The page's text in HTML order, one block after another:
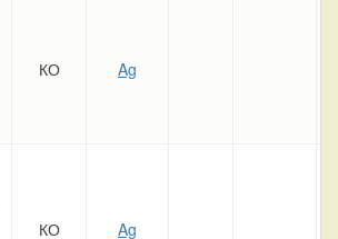
КО Ag
КО Ag